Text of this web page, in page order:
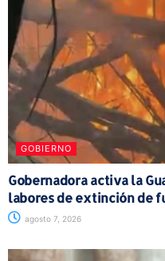
GOBIERNO
Gobernadora activa la
labores de extinción de
agosto 7, 2026